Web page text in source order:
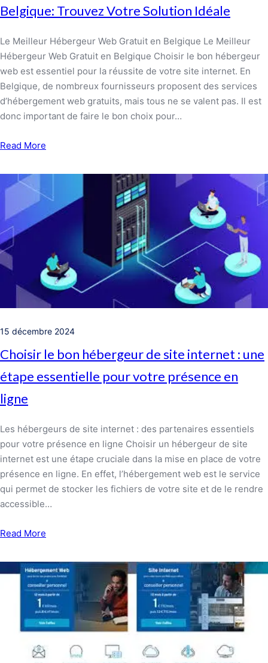
Belgique: Trouvez Votre Solution Idéale
Le Meilleur Hébergeur Web Gratuit en Belgique Le Meilleur
Hébergeur Web Gratuit en Belgique Choisir le bon hébergeur
web est essentiel pour la réussite de votre site internet. En
Belgique, de nombreux fournisseurs proposent des services
d’hébergement web gratuits, mais tous ne se valent pas. Il est
donc important de faire le bon choix pour…
Read More
15 décembre 2024
Choisir le bon hébergeur de site internet : une
étape essentielle pour votre présence en
ligne
Les hébergeurs de site internet : des partenaires essentiels
pour votre présence en ligne Choisir un hébergeur de site
internet est une étape cruciale dans la mise en place de votre
présence en ligne. En effet, l’hébergement web est le service
qui permet de stocker les fichiers de votre site et de le rendre
accessible…
Read More